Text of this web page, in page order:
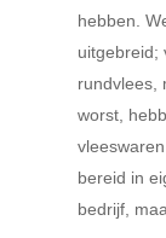
hebben.
uitgebreid;
rundvlees,
worst,
bereid in
bedrijf,